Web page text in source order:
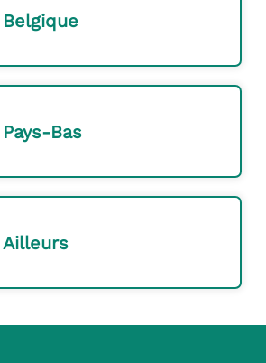
Belgique
Pays-Bas
Ailleurs